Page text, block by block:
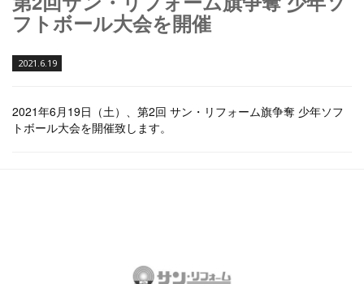
フトボール大会を開催
2021.6.19
2021年6月19日（土）、第2回 サン・リフォーム旗争奪 少年ソフ
トボール大会を開催致します。